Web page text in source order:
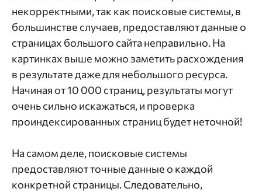
некорректными, так как поисковые системы, в
большинстве случаев, предоставляют данные о
страницах большого сайта неправильно. На
картинках выше можно заметить расхождения
в результате даже для небольшого ресурса.
Начиная от 10 000 страниц, результаты могут
очень сильно искажаться, и проверка
проиндексированных страниц будет неточной!
На самом деле, поисковые системы
предоставляют точные данные о каждой
конкретной страницы. Следовательно,